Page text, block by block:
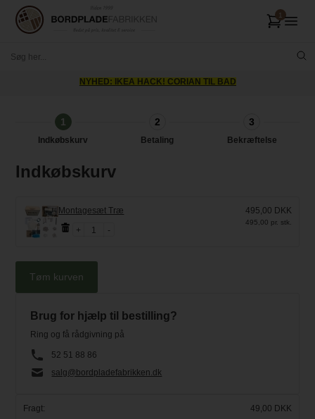
NYHED: IKEA HACK! CORIAN TIL BAD
1
Indkøbskurv
2
Betaling
3
Bekræftelse
Indkøbskurv
Montagesæt Træ
1
495,00 DKK
495,00 pr. stk.
Tøm kurven
Brug for hjælp til bestilling?
Ring og få rådgivning på
52 51 88 86
salg@bordpladefabrikken.dk
Fragt: 49,00 DKK